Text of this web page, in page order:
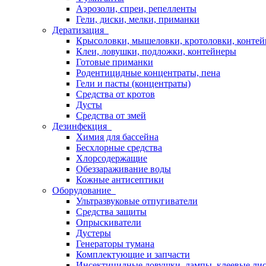
Аэрозоли, спреи, репелленты
Гели, диски, мелки, приманки
Дератизация
Крысоловки, мышеловки, кротоловки,
Клеи, ловушки, подложки, контейнеры
Готовые приманки
Родентицидные концентраты, пена
Гели и пасты (концентраты)
Средства от кротов
Дусты
Средства от змей
Дезинфекция
Химия для бассейна
Бесхлорные средства
Хлорсодержащие
Обеззараживание воды
Кожные антисептики
Оборудование
Ультразвуковые отпугиватели
Средства защиты
Опрыскиватели
Дустеры
Генераторы тумана
Комплектующие и запчасти